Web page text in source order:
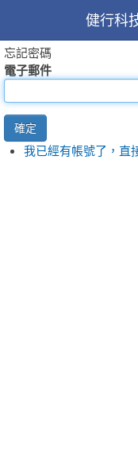
健行科
忘記密碼
電子郵件
確定
我已經有帳號了，直